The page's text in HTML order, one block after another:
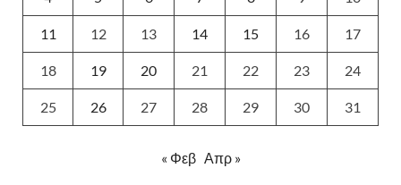
11 12 13 14 15 16 17
18 19 20 21 22 23 24
25 26 27 28 29 30 31
« Φεβ Απρ »